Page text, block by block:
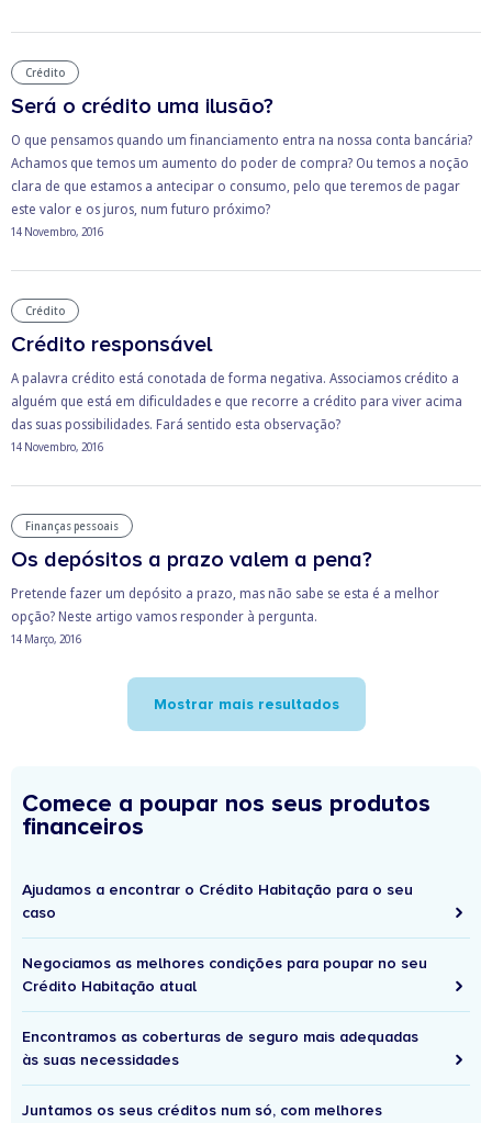
Crédito
Será o crédito uma ilusão?
O que pensamos quando um financiamento entra na nossa conta bancária?
Achamos que temos um aumento do poder de compra? Ou temos a noção
clara de que estamos a antecipar o consumo, pelo que teremos de pagar
este valor e os juros, num futuro próximo?
14 Novembro, 2016
Crédito
Crédito responsável
A palavra crédito está conotada de forma negativa. Associamos crédito a
alguém que está em dificuldades e que recorre a crédito para viver acima
das suas possibilidades. Fará sentido esta observação?
14 Novembro, 2016
Finanças pessoais
Os depósitos a prazo valem a pena?
Pretende fazer um depósito a prazo, mas não sabe se esta é a melhor
opção? Neste artigo vamos responder à pergunta.
14 Março, 2016
Mostrar mais resultados
Comece a poupar nos seus produtos
financeiros
Ajudamos a encontrar o Crédito Habitação para o seu
caso
Negociamos as melhores condições para poupar no seu
Crédito Habitação atual
Encontramos as coberturas de seguro mais adequadas
às suas necessidades
Juntamos os seus créditos num só, com melhores